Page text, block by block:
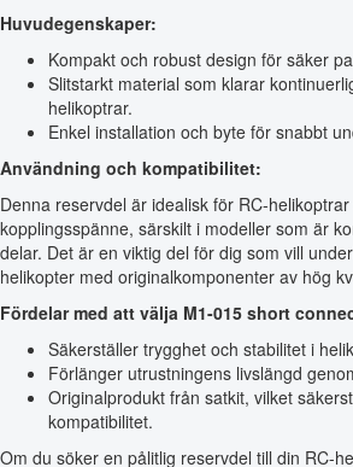
Huvudegenskaper:
Kompakt och robust design för säker
Slitstarkt material som klarar
helikoptrar.
Enkel installation och byte för snabbt
Användning och kompatibilitet:
Denna reservdel är idealisk för RC-
kopplingsspänne, särskilt i modeller som är
delar. Det är en viktig del för dig som vill
helikopter med originalkomponenter av hög
Fördelar med att välja M1-015 short
Säkerställer trygghet och stabilitet i
Förlänger utrustningens livslängd
Originalprodukt från satkit, vilket
kompatibilitet.
Om du söker en pålitlig reservdel till din RC-